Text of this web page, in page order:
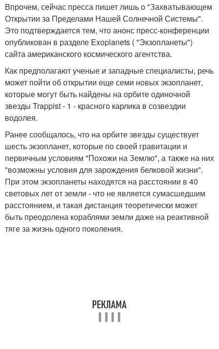
Впрочем, сейчас пресса пишет лишь о "Захватывающем
Открытии за Пределами Нашей Солнечной Системы".
Это подтверждается тем, что анонс пресс-конференции
опубликован в разделе Exoplanets ( "Экзопланеты")
сайта американского космического агентства.
Как предполагают ученые и западные специалисты, речь
может пойти об открытии еще семи новых экзопланет,
которые могут быть найдены на орбите одиночной
звезды Trappist - 1 - красного карлика в созвездии
водолея.
Ранее сообщалось, что на орбите звезды существует
шесть экзопланет, которые по своей гравитации и
первичным условиям "Похожи на Землю", а также на них
"возможны условия для зарождения белковой жизни".
При этом экзопланеты находятся на расстоянии в 40
световых лет от земли - что не является сумасшедшим
расстоянием, и такая дистанция теоретически может
быть преодолена кораблями земли даже на реактивной
тяге за жизнь одного поколения.